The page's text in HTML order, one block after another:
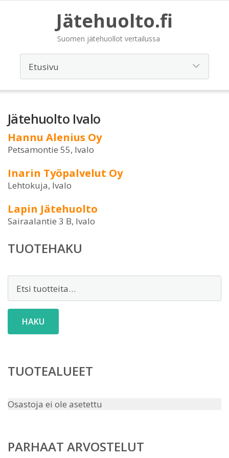
Jätehuolto.fi
Suomen jätehuollot vertailussa
Jätehuolto Ivalo
Hannu Alenius Oy
Petsamontie 55, Ivalo
Inarin Työpalvelut Oy
Lehtokuja, Ivalo
Lapin Jätehuolto
Sairaalantie 3 B, Ivalo
TUOTEHAKU
HAKU
TUOTEALUEET
Osastoja ei ole asetettu
PARHAAT ARVOSTELUT